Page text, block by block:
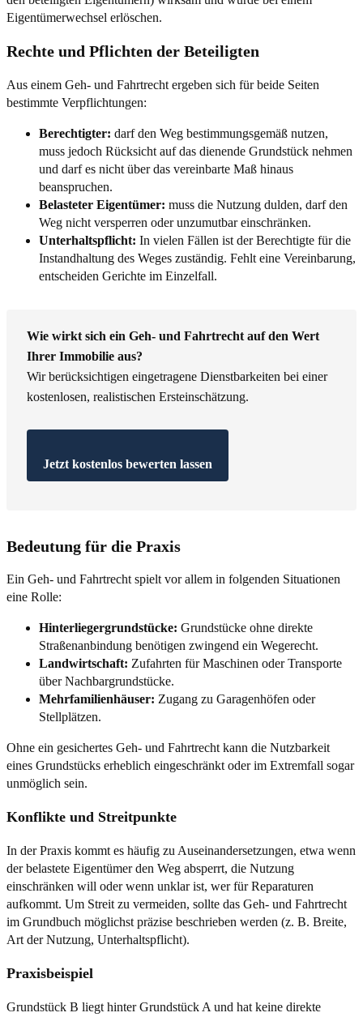
Eigentümerwechsel erlöschen.
Rechte und Pflichten der Beteiligten
Aus einem Geh- und Fahrtrecht ergeben sich für beide Seiten
bestimmte Verpflichtungen:
Berechtigter: darf den Weg bestimmungsgemäß nutzen,
muss jedoch Rücksicht auf das dienende Grundstück nehmen
und darf es nicht über das vereinbarte Maß hinaus
beanspruchen.
Belasteter Eigentümer: muss die Nutzung dulden, darf den
Weg nicht versperren oder unzumutbar einschränken.
Unterhaltspflicht: In vielen Fällen ist der Berechtigte für die
Instandhaltung des Weges zuständig. Fehlt eine Vereinbarung,
entscheiden Gerichte im Einzelfall.
Wie wirkt sich ein Geh- und Fahrtrecht auf den Wert
Ihrer Immobilie aus?
Wir berücksichtigen eingetragene Dienstbarkeiten bei einer
kostenlosen, realistischen Ersteinschätzung.
Jetzt kostenlos bewerten lassen
Bedeutung für die Praxis
Ein Geh- und Fahrtrecht spielt vor allem in folgenden Situationen
eine Rolle:
Hinterliegergrundstücke: Grundstücke ohne direkte
Straßenanbindung benötigen zwingend ein Wegerecht.
Landwirtschaft: Zufahrten für Maschinen oder Transporte
über Nachbargrundstücke.
Mehrfamilienhäuser: Zugang zu Garagenhöfen oder
Stellplätzen.
Ohne ein gesichertes Geh- und Fahrtrecht kann die Nutzbarkeit
eines Grundstücks erheblich eingeschränkt oder im Extremfall sogar
unmöglich sein.
Konflikte und Streitpunkte
In der Praxis kommt es häufig zu Auseinandersetzungen, etwa wenn
der belastete Eigentümer den Weg absperrt, die Nutzung
einschränken will oder wenn unklar ist, wer für Reparaturen
aufkommt. Um Streit zu vermeiden, sollte das Geh- und Fahrtrecht
im Grundbuch möglichst präzise beschrieben werden (z. B. Breite,
Art der Nutzung, Unterhaltspflicht).
Praxisbeispiel
Grundstück B liegt hinter Grundstück A und hat keine direkte